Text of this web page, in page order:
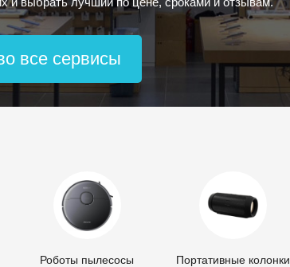
все сервисы
Роботы пылесосы Портативные колонки